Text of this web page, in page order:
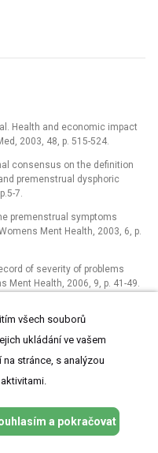
Health and economic impact
2003, 48, p. 515-524.
consensus on the definition
premenstrual dysphoric
7.
premenstrual symptoms
Ment Health, 2003, 6, p.
of severity of problems
Ment Health, 2006, 9, p. 41-49.
Mod Gynek Porod, 2009, 18
Theories surrounding the
on research and treatment of
2009, 17, 2, p. 120-
všech souborů
ukládání ve vašem
stránce, s analýzou
a pokračovat